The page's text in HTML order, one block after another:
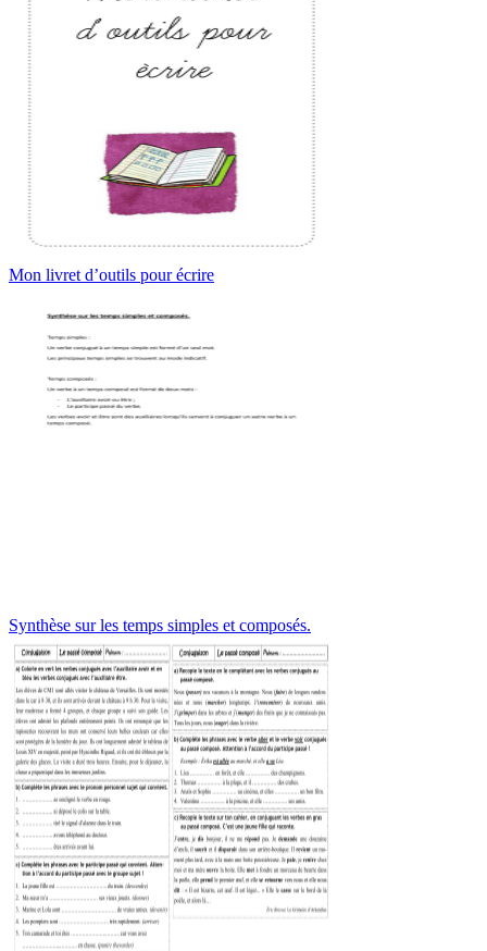
Mon livret d’outils pour écrire
Synthèse sur les temps simples et composés.